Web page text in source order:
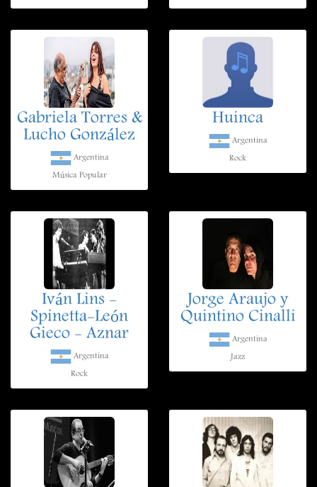
Gabriela Torres &
Lucho González
Argentina
Música Popular
Huinca
Argentina
Rock
Iván Lins -
Spinetta-León
Gieco - Aznar
Argentina
Rock
Jorge Araujo y
Quintino Cinalli
Argentina
Jazz